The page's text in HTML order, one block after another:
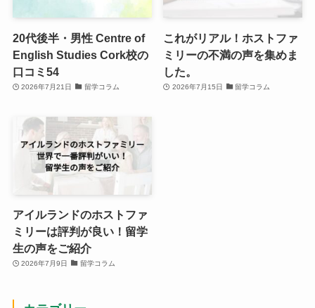
20代後半・男性 Centre of
English Studies Cork校の
口コミ54
2026年7月21日 留学コラム
これがリアル！ホストファ
ミリーの不満の声を集めま
した。
2026年7月15日 留学コラム
アイルランドのホストファ
ミリーは評判が良い！留学
生の声をご紹介
2026年7月9日 留学コラム